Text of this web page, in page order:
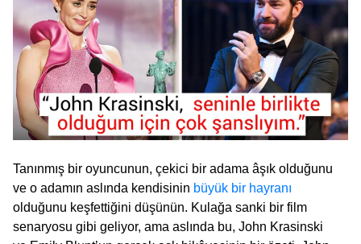
Tanınmış bir oyuncunun, çekici bir adama âşık olduğunu
ve o adamın aslında kendisinin büyük bir hayranı
olduğunu keşfettiğini düşünün. Kulağa sanki bir film
senaryosu gibi geliyor, ama aslında bu, John Krasinski